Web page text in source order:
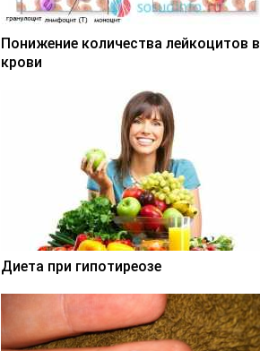
Понижение количества лейкоцитов в
крови
Диета при гипотиреозе